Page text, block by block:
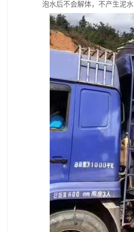
泡水后不会解体，不产生泥水